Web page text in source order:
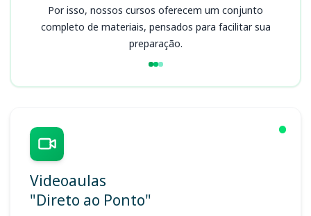
Por isso, nossos cursos oferecem um conjunto
completo de materiais, pensados para facilitar sua
preparação.
Videoaulas
"Direto ao Ponto"